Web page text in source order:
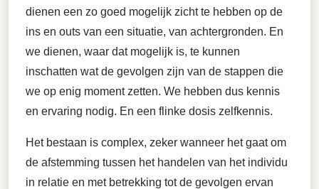
dienen een zo goed mogelijk zicht te hebben op de
ins en outs van een situatie, van achtergronden. En
we dienen, waar dat mogelijk is, te kunnen
inschatten wat de gevolgen zijn van de stappen die
we op enig moment zetten. We hebben dus kennis
en ervaring nodig. En een flinke dosis zelfkennis.
Het bestaan is complex, zeker wanneer het gaat om
de afstemming tussen het handelen van het individu
in relatie en met betrekking tot de gevolgen ervan